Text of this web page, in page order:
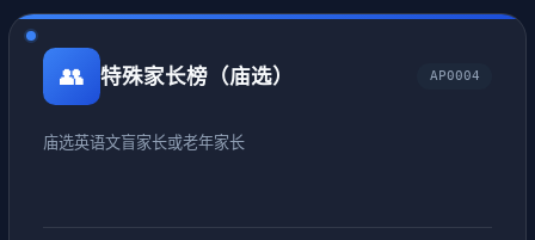
👥 特殊家长榜（庙选） AP0004
庙选英语文盲家长或老年家长